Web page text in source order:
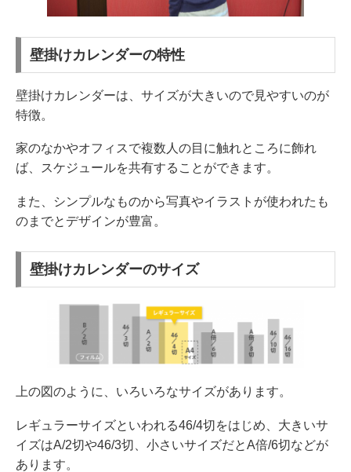
壁掛けカレンダーの特性
壁掛けカレンダーは、サイズが大きいので見やすいのが
特徴。
家のなかやオフィスで複数人の目に触れところに飾れ
ば、スケジュールを共有することができます。
また、シンプルなものから写真やイラストが使われたも
のまでとデザインが豊富。
壁掛けカレンダーのサイズ
上の図のように、いろいろなサイズがあります。
レギュラーサイズといわれる46/4切をはじめ、大きいサ
イズはA/2切や46/3切、小さいサイズだとA倍/6切などが
あります。